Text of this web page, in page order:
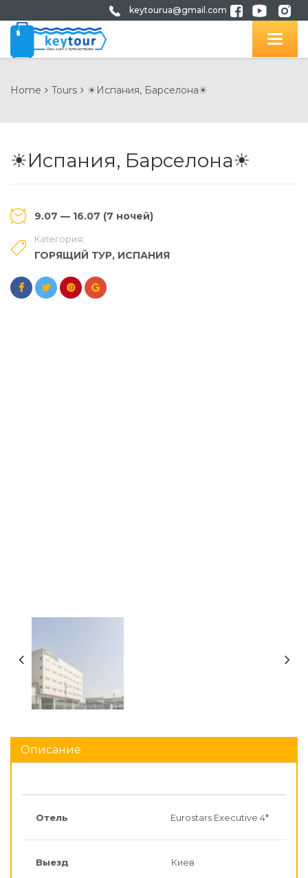
keytourua@gmail.com
Home Tours ☀Испания, Барселона☀
☀Испания, Барселона☀
9.07 — 16.07 (7 ночей)
Категория:
ГОРЯЩИЙ ТУР, ИСПАНИЯ
Описание
Отель Eurostars Executive 4*
Выезд Киев